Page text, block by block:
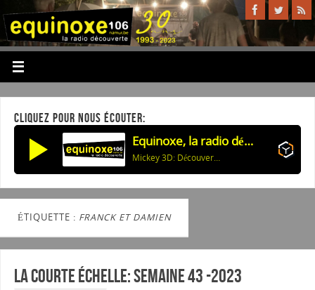
CLIQUEZ POUR NOUS ÉCOUTER:
Equinoxe, la radio découverte
Mickey 3D: Découverte : Sebolavy/Sylvie, Jacques Et Les Autres
ÉTIQUETTE : FRANCK ET DAMIEN
La courte échelle: semaine 43 -2023